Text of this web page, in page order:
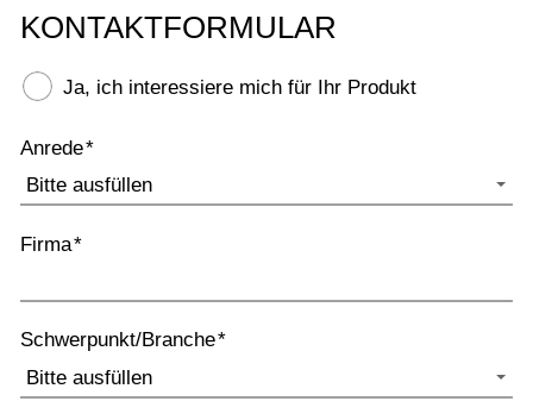
KONTAKTFORMULAR
Ja, ich interessiere mich für Ihr Produkt
Anrede*
Firma*
Schwerpunkt/Branche*